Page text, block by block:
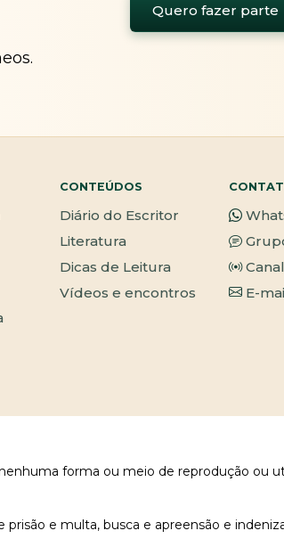
Quero fazer parte
CONTEÚDOS
Diário do Escritor
Literatura
Dicas de Leitura
Vídeos e encontros
E-
forma ou meio de reprodução ou
e multa, busca e apreensão e